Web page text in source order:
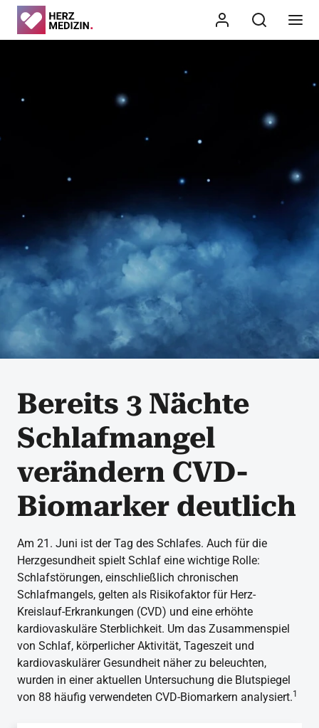
Bereits 3 Nächte
Schlafmangel
verändern CVD-
Biomarker deutlich
Am 21. Juni ist der Tag des Schlafes. Auch für die
Herzgesundheit spielt Schlaf eine wichtige Rolle:
Schlafstörungen, einschließlich chronischen
Schlafmangels, gelten als Risikofaktor für Herz-
Kreislauf-Erkrankungen (CVD) und eine erhöhte
kardiovaskuläre Sterblichkeit. Um das Zusammenspiel
von Schlaf, körperlicher Aktivität, Tageszeit und
kardiovaskulärer Gesundheit näher zu beleuchten,
wurden in einer aktuellen Untersuchung die Blutspiegel
von 88 häufig verwendeten CVD-Biomarkern analysiert.1